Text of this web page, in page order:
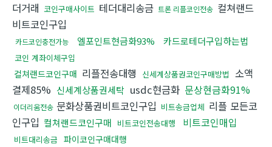
더거래 코인구매사이트 테더대리송금 트론 리플코인전송 컬쳐랜드
비트코인구입
카드코인충전가능 엘포인트현금화93% 카드로테더구입하는법
코인 계좌이체구입
컬쳐랜드코인구매 리플전송대행 신세계상품권코인구매방법 소액
결제85% 신세계상품권세탁 usdc현금화 문상현금화91%
이더리움전송 문화상품권비트코인구입 비트송금업체 리플 모든코
인구입 컬쳐랜드코인구매 비트코인전송대행 비트코인매입
비트대리송금 파이코인구매대행